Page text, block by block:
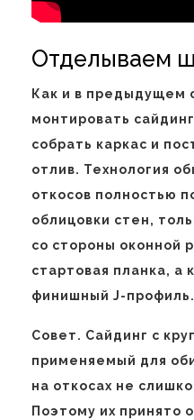
Отделываем
Как и в предыдущем
монтировать
собрать каркас и
отлив. Технология
откосов полностью
облицовки стен,
со стороны оконной
стартовая планка, а
финишный J-профиль.
Совет. Сайдинг с
применяемый для
на откосах не
Поэтому их принято